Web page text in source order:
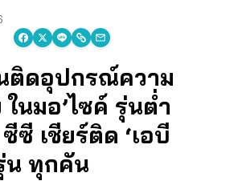
ติดอุปกรณ์ความ
นมอ’ไซค์ รุ่นต่ำ
ซี เชียร์ติด ‘เอบี
น ทุกคัน